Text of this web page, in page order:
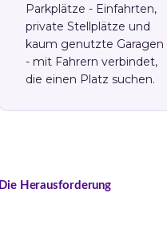
Parkplätze - Einfahrten,
private Stellplätze und
kaum genutzte Garagen
- mit Fahrern verbindet,
die einen Platz suchen.
Die Herausforderung